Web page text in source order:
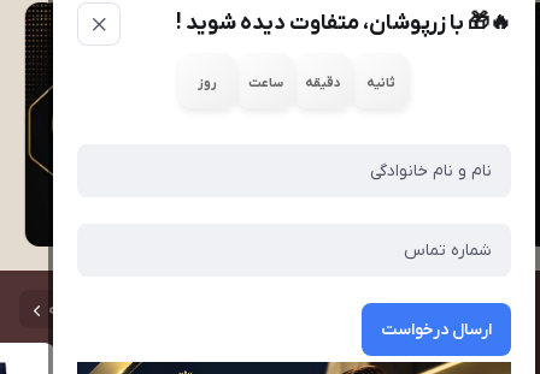
🔥🎁 با زرپوشان، متفاوت دیده شوید !
ثانیه دقیقه ساعت روز
ارسال درخواست
60% مشاهده همه